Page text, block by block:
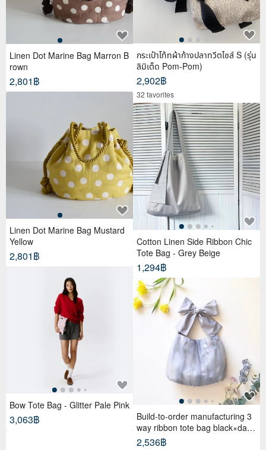
Linen Dot Marine Bag Marron B
rown
2,801฿
Linen Dot Marine Bag Mustard
Yellow
2,801฿
Bow Tote Bag - Glitter Pale Pink
3,063฿
กระเป๋าโท้ทผ้าก้างปลาทวีตไซส์ S (รุ่น
ลิมิเต็ด Pom-Pom)
2,902฿
32 favorites
Cotton Linen Side Ribbon Chic
Tote Bag - Grey Beige
1,294฿
Build-to-order manufacturing 3
way ribbon tote bag black×dark
gray
2,536฿